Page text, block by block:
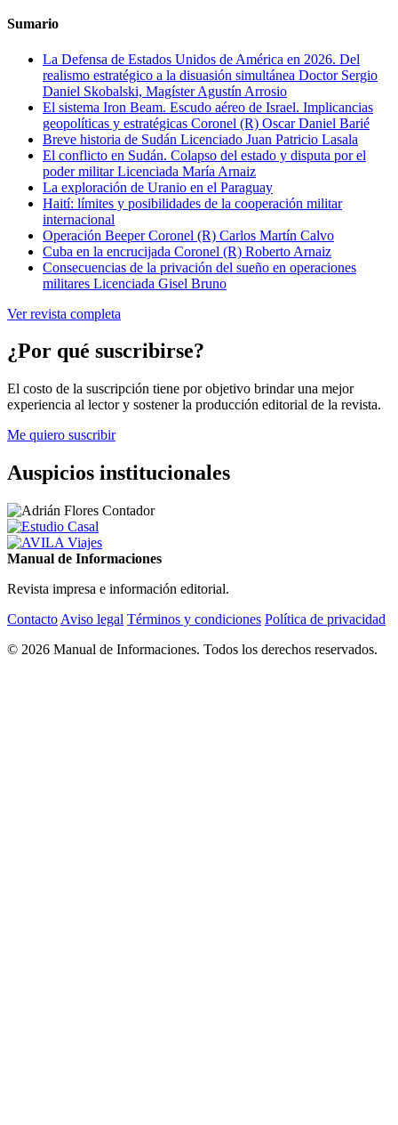
Sumario
La Defensa de Estados Unidos de América en 2026. Del
realismo estratégico a la disuasión simultánea Doctor Sergio
Daniel Skobalski, Magíster Agustín Arrosio
El sistema Iron Beam. Escudo aéreo de Israel. Implicancias
geopolíticas y estratégicas Coronel (R) Oscar Daniel Barié
Breve historia de Sudán Licenciado Juan Patricio Lasala
El conflicto en Sudán. Colapso del estado y disputa por el
poder militarLicenciada María Arnaiz
La exploración de Uranio en el Paraguay
Haití: límites y posibilidades de la cooperación militar
internacional
Operación BeeperCoronel (R) Carlos Martín Calvo
Cuba en la encrucijada Coronel (R) Roberto Arnaiz
Consecuencias de la privación del sueño en operaciones
militares Licenciada Gisel Bruno
Ver revista completa
¿Por qué suscribirse?
El costo de la suscripción tiene por objetivo brindar una mejor
experiencia al lector y sostener la producción editorial de la revista.
Me quiero suscribir
Auspicios institucionales
Manual de Informaciones
Revista impresa e información editorial.
Contacto Aviso legal Términos y condiciones Política de privacidad
© 2026 Manual de Informaciones. Todos los derechos reservados.